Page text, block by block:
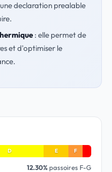
declaration prealable
: elle permet de
et d'optimiser le
D E F
12.30%passoires F-G